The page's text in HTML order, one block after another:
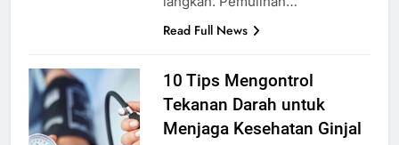
Read Full News
10 Tips Mengontrol
Tekanan Darah untuk
Menjaga Kesehatan Ginjal